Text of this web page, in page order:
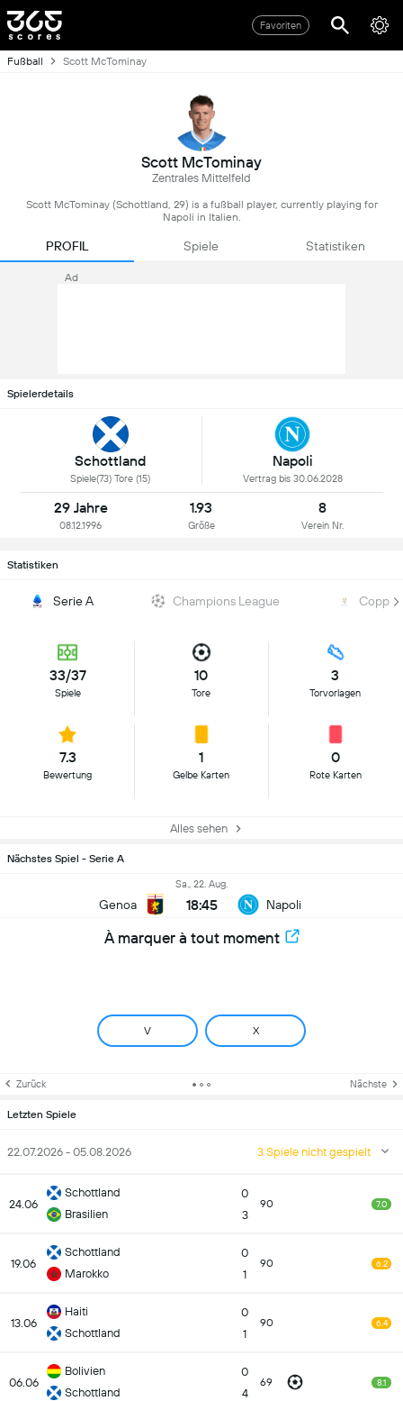
Favoriten
Fußball Scott McTominay
Scott McTominay
Zentrales Mittelfeld
Scott McTominay (Schottland, 29) is a fußball player, currently playing for
Napoli in Italien.
PROFIL Spiele Statistiken
Ad
Spielerdetails
Schottland
Spiele(73) Tore (15)
Napoli
Vertrag bis 30.06.2028
29 Jahre
08.12.1996
1.93
Größe
8
Verein Nr.
Statistiken
Serie A Champions League Coppa
33/37
Spiele
10
Tore
3
Torvorlagen
7.3
Bewertung
1
Gelbe Karten
0
Rote Karten
Alles sehen
Nächstes Spiel - Serie A
Genoa
Sa., 22. Aug.
18:45 Napoli
À marquer à tout moment
V X
Zurück Nächste
Letzten Spiele
22.07.2026 - 05.08.2026 3 Spiele nicht gespielt
24.06
Schottland
Brasilien
0
3
90 7.0
19.06
Schottland
Marokko
0
1
90 6.2
13.06
Haiti
Schottland
0
1
90 6.4
06.06
Bolivien
Schottland
0
4
69 8.1